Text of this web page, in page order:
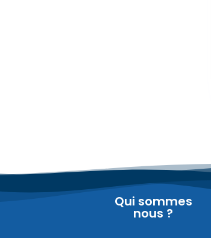
Qui sommes
nous ?